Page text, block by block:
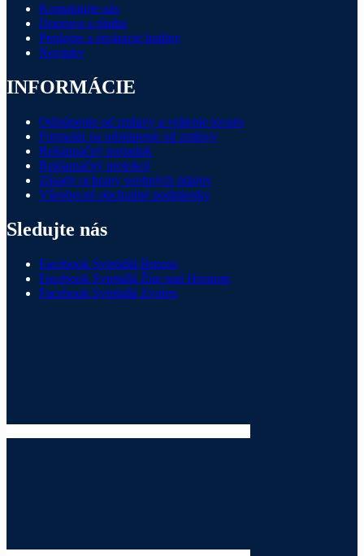
Kontaktujte nás
Doprava a platba
Predajne a otváracie hodiny
Novinky
INFORMÁCIE
Odstúpenie od zmluvy a vrátenie tovaru
Formulár na odstúpenie od zmluvy
Reklamačný poriadok
Reklamačný protokol
Zásady ochrany osobných údajov
Všeobecné obchodné podmienky
Sledujte nás
Facebook Svietidlá Brezno
Facebook Svietidlá Žiar nad Hronom
Facebook Svietidlá Zvolen